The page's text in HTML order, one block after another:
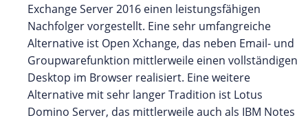
Exchange Server 2016 einen leistungsfähigen
Nachfolger vorgestellt. Eine sehr umfangreiche
Alternative ist Open Xchange, das neben Email- und
Groupwarefunktion mittlerweile einen vollständigen
Desktop im Browser realisiert. Eine weitere
Alternative mit sehr langer Tradition ist Lotus
Domino Server, das mittlerweile auch als IBM Notes